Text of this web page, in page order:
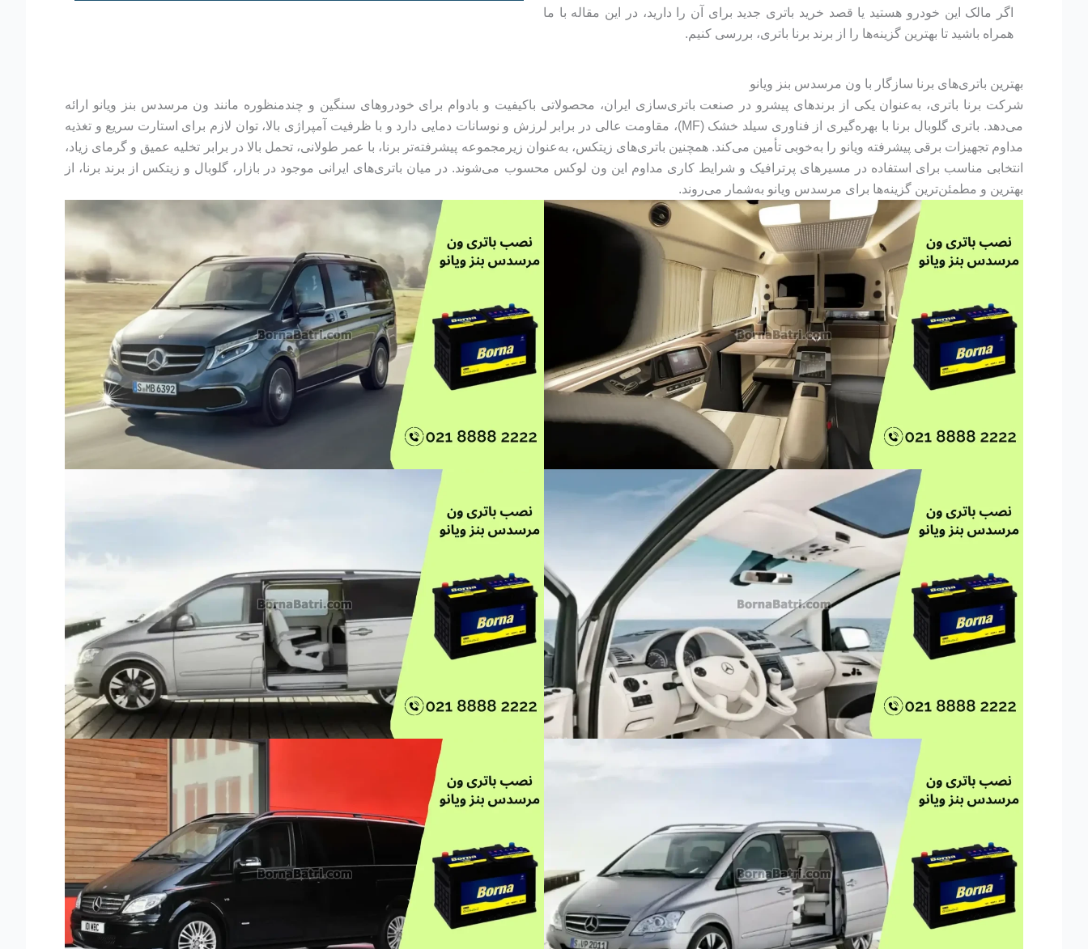
اگر مالک این خودرو هستید یا قصد خرید باتری جدید برای آن را دارید، در این مقاله با ما
همراه باشید تا بهترین گزینه‌ها را از برند برنا باتری، بررسی کنیم.
بهترین باتری‌های برنا سازگار با ون مرسدس بنز ویانو
شرکت برنا باتری، به‌عنوان یکی از برندهای پیشرو در صنعت باتری‌سازی ایران، محصولاتی باکیفیت و بادوام برای خودروهای سنگین و چندمنظوره مانند ون مرسدس بنز ویانو ارائه
می‌دهد. باتری گلوبال برنا با بهره‌گیری از فناوری سیلد خشک (MF)، مقاومت عالی در برابر لرزش و نوسانات دمایی دارد و با ظرفیت آمپراژی بالا، توان لازم برای استارت سریع و تغذیه
مداوم تجهیزات برقی پیشرفته ویانو را به‌خوبی تأمین می‌کند. همچنین باتری‌های زیتکس، به‌عنوان زیرمجموعه پیشرفته‌تر برنا، با عمر طولانی، تحمل بالا در برابر تخلیه عمیق و گرمای زیاد،
انتخابی مناسب برای استفاده در مسیرهای پرترافیک و شرایط کاری مداوم این ون لوکس محسوب می‌شوند. در میان باتری‌های ایرانی موجود در بازار، گلوبال و زیتکس از برند برنا، از
بهترین و مطمئن‌ترین گزینه‌ها برای مرسدس ویانو به‌شمار می‌روند.